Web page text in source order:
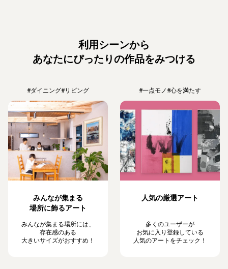
利用シーンから
あなたにぴったりの作品をみつける
#ダイニング#リビング
みんなが集まる
場所に飾るアート
みんなが集まる場所には、
存在感のある
大きいサイズがおすすめ！
#一点モノ#心を満たす
人気の厳選アート
多くのユーザーが
お気に入り登録している
人気のアートをチェック！